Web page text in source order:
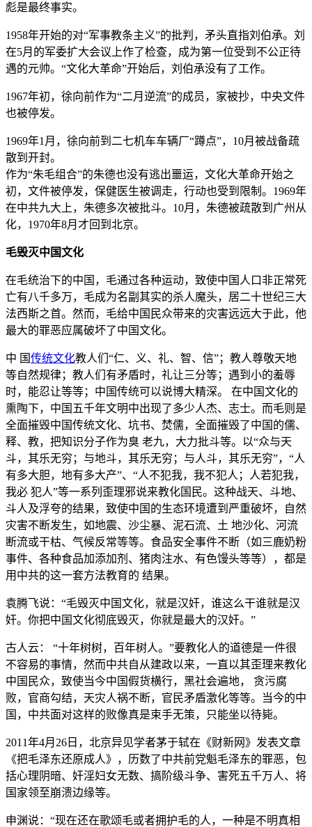
彪是最终事实。
1958年开始的对“军事教条主义”的批判，矛头直指刘伯承。刘
在5月的军委扩大会议上作了检查，成为第一位受到不公正待
遇的元帅。“文化大革命”开始后，刘伯承没有了工作。
1967年初，徐向前作为“二月逆流”的成员，家被抄，中央文件
也被停发。
1969年1月，徐向前到二七机车车辆厂“蹲点”，10月被战备疏
散到开封。
作为“朱毛组合”的朱德也没有逃出噩运，文化大革命开始之
初，文件被停发，保健医生被调走，行动也受到限制。1969年
在中共九大上，朱德多次被批斗。10月，朱德被疏散到广州从
化，1970年8月才回到北京。
毛毁灭中国文化
在毛统治下的中国，毛通过各种运动，致使中国人口非正常死
亡有八千多万，毛成为名副其实的杀人魔头，居二十世纪三大
法西斯之首。然而，毛给中国民众带来的灾害远远大于此，他
最大的罪恶应属破坏了中国文化。
中 国传统文化教人们“仁、义、礼、智、信”；教人尊敬天地
等自然规律；教人们有矛盾时，礼让三分等；遇到小的羞辱
时，能忍让等等；中国传统可以说博大精深。 在中国文化的
熏陶下，中国五千年文明中出现了多少人杰、志士。而毛则是
全面摧毁中国传统文化、坑书、焚儒，全面摧毁了中国的儒、
释、教，把知识分子作为臭 老九，大力批斗等。以“众与天
斗，其乐无穷；与地斗，其乐无穷；与人斗，其乐无穷”，“人
有多大胆，地有多大产”、“人不犯我，我不犯人；人若犯我，
我必 犯人”等一系列歪理邪说来教化国民。这种战天、斗地、
斗人及浮夸的结果，致使中国的生态环境遭到严重破坏，自然
灾害不断发生，如地震、沙尘暴、泥石流、土 地沙化、河流
断流或干枯、气候反常等等。食品安全事件不断（如三鹿奶粉
事件、各种食品加添加剂、猪肉注水、有色馒头等等），都是
用中共的这一套方法教育的 结果。
袁腾飞说：“毛毁灭中国文化，就是汉奸，谁这么干谁就是汉
奸。你把中国文化彻底毁灭，你就是最大的汉奸。”
古人云： “十年树树，百年树人。”要教化人的道德是一件很
不容易的事情，然而中共自从建政以来，一直以其歪理来教化
中国民众，致使当今中国假货横行，黑社会遍地， 贪污腐
败，官商勾结，天灾人祸不断，官民矛盾激化等等。当今的中
国，中共面对这样的败像真是束手无策，只能坐以待毙。
2011年4月26日，北京异见学者茅于轼在《财新网》发表文章
《把毛泽东还原成人》，历数了中共前党魁毛泽东的罪恶，包
括心理阴暗、奸淫妇女无数、搞阶级斗争、害死五千万人、将
国家领至崩溃边缘等。
申渊说：“现在还在歌颂毛或者拥护毛的人，一种是不明真相